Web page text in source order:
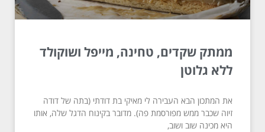
ממתק שקדים, טחינה, מייפל ושוקולד
ללא גלוטן
את המתכון הבא העבירה לי מאיקי בת דודתי (בתה של דודה
זיוה שכבר ממש מפורסמת פה). מדובר בקינוח הדגל שלה, אותו
היא מכינה שוב ושוב,